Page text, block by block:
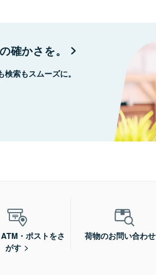
確かさを。
索もスムーズに。
・ポストをさ
がす
荷物のお問い合わせ